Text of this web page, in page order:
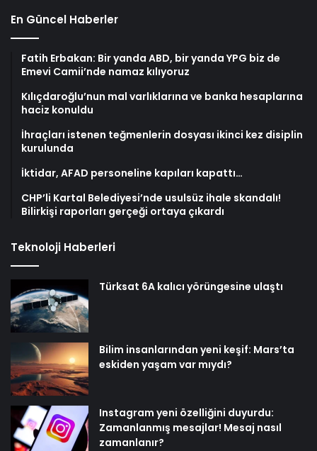
En Güncel Haberler
Fatih Erbakan: Bir yanda ABD, bir yanda YPG biz de
Emevi Camii’nde namaz kılıyoruz
Kılıçdaroğlu’nun mal varlıklarına ve banka hesaplarına
haciz konuldu
İhraçları istenen teğmenlerin dosyası ikinci kez disiplin
kurulunda
İktidar, AFAD personeline kapıları kapattı…
CHP’li Kartal Belediyesi’nde usulsüz ihale skandalı!
Bilirkişi raporları gerçeği ortaya çıkardı
Teknoloji Haberleri
Türksat 6A kalıcı yörüngesine ulaştı
Bilim insanlarından yeni keşif: Mars’ta
eskiden yaşam var mıydı?
Instagram yeni özelliğini duyurdu:
Zamanlanmış mesajlar! Mesaj nasıl
zamanlanır?